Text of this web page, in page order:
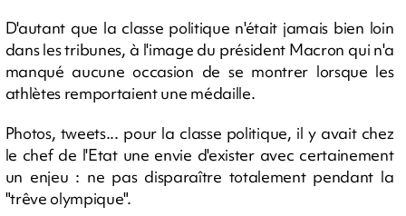
D'autant que la classe politique n'était jamais bien loin
dans les tribunes, à l'image du président Macron qui n'a
manqué aucune occasion de se montrer lorsque les
athlètes remportaient une médaille.
Photos, tweets... pour la classe politique, il y avait chez
le chef de l'Etat une envie d'exister avec certainement
un enjeu : ne pas disparaître totalement pendant la
"trêve olympique".